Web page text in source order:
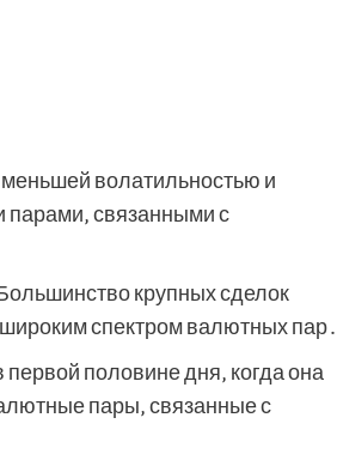
волатильностью и
связанными с
крупных сделок
спектром валютных пар․
половине дня‚ когда она
пары‚ связанные с